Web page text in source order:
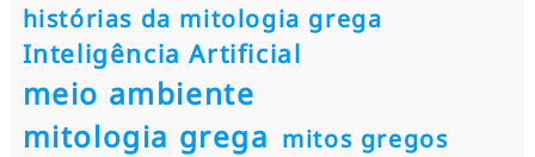
histórias da mitologia grega
Inteligência Artificial
meio ambiente
mitologia grega mitos gregos